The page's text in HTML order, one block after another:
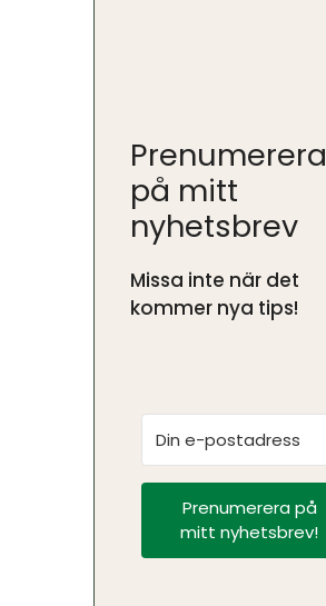
Prenumerera
på mitt
nyhetsbrev
Missa inte när det
kommer nya tips!
Prenumerera på
mitt nyhetsbrev!